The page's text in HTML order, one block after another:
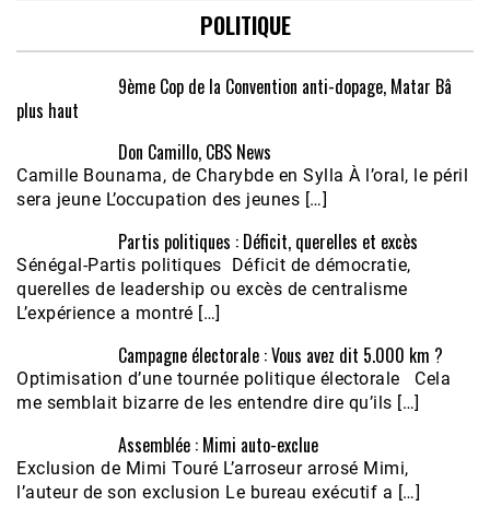
POLITIQUE
9ème Cop de la Convention anti-dopage, Matar Bâ
plus haut
Don Camillo, CBS News
Camille Bounama, de Charybde en Sylla À l’oral, le péril
sera jeune L’occupation des jeunes […]
Partis politiques : Déficit, querelles et excès
Sénégal-Partis politiques Déficit de démocratie,
querelles de leadership ou excès de centralisme
L’expérience a montré […]
Campagne électorale : Vous avez dit 5.000 km ?
Optimisation d’une tournée politique électorale Cela
me semblait bizarre de les entendre dire qu’ils […]
Assemblée : Mimi auto-exclue
Exclusion de Mimi Touré L’arroseur arrosé Mimi,
l’auteur de son exclusion Le bureau exécutif a […]